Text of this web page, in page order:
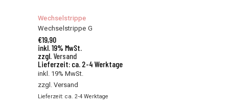
Wechselstrippe
Wechselstrippe G
€19,90
inkl. 19% MwSt.
zzgl. Versand
Lieferzeit: ca. 2-4 Werktage
inkl. 19% MwSt.
zzgl.Versand
Lieferzeit: ca. 2-4 Werktage